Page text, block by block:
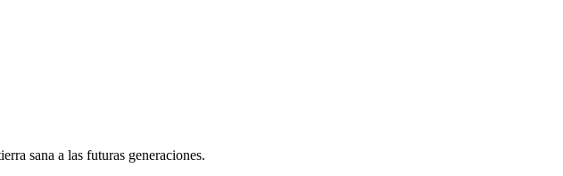
sana a las futuras generaciones.